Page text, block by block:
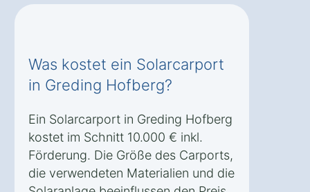
Was kostet ein Solarcarport
in Greding Hofberg?
Ein Solarcarport in Greding Hofberg
kostet im Schnitt 10.000 € inkl.
Förderung. Die Größe des Carports,
die verwendeten Materialien und die